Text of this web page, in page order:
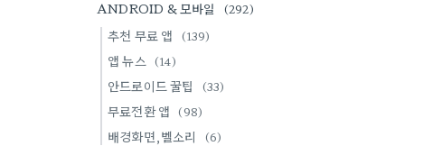
ANDROID & 모바일 (292)
추천 무료 앱 (139)
앱 뉴스 (14)
안드로이드 꿀팁 (33)
무료전환 앱 (98)
배경화면,벨소리 (6)